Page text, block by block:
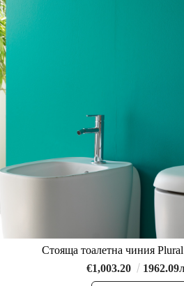
Стояща тоалетна чиния
€1,003.20